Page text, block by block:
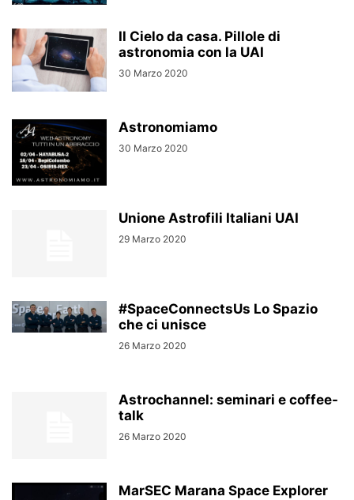
Il Cielo da casa. Pillole di
astronomia con la UAI
30 Marzo 2020
Astronomiamo
30 Marzo 2020
Unione Astrofili Italiani UAI
29 Marzo 2020
#SpaceConnectsUs Lo Spazio
che ci unisce
26 Marzo 2020
Astrochannel: seminari e coffee-
talk
26 Marzo 2020
MarSEC Marana Space Explorer